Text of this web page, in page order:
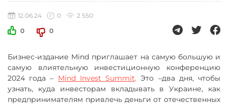
12.06.24 0
2 550
0
0
Бизнес-издание Mind приглашает на самую большую и
самую влиятельную инвестиционную конференцию
2024 года – Mind Invest Summit. Это –два дня, чтобы
узнать, куда инвесторам вкладывать в Украине, как
предпринимателям привлечь деньги от отечественных